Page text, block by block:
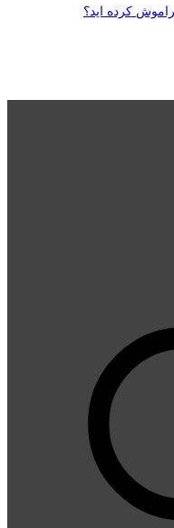
کرده اید؟